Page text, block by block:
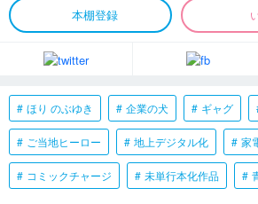
本棚登録
ほり のぶゆき 企業の犬 ギャグ
ご当地ヒーロー 地上デジタル化 家
コミックチャージ 未単行本化作品